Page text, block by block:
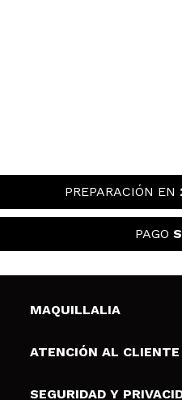
PREPARACIÓN EN
PAGO
MAQUILLALIA
Sobre nosotros
Tarjetas de Regalo
ATENCIÓN AL CLIENTE
Envíos y devoluciones
SEGURIDAD Y